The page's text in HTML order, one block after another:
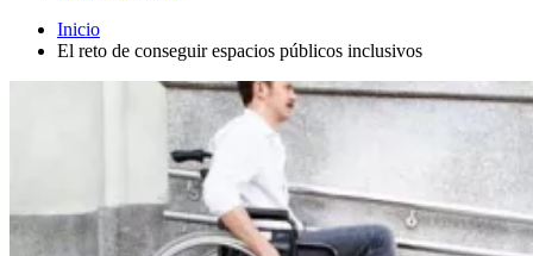
Inicio
El reto de conseguir espacios públicos inclusivos